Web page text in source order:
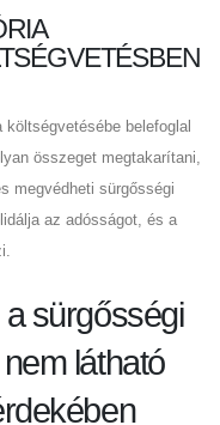
belefoglal
összeget megtakarítani,
megvédheti sürgősségi
az adósságot, és a
sürgősségi
látható